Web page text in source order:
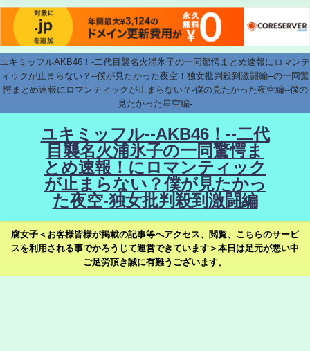
ユキミッフルAKB46！-二代目襲名火浦氷子の一同驚愕まとめ速報にロマンテ
ィックが止まらない？--僕が見たかった夜空！独女批判殺到激闘編--の一同驚
愕まとめ速報にロマンティックが止まらない？-僕の見たかった夜空編--僕の
見たかった星空編-
ユキミッフル--AKB46！--二代
目襲名火浦氷子の一同驚愕ま
とめ速報！にロマンティック
が止まらない？僕が見たかっ
た夜空-独女批判殺到激闘編
腐女子＜お客様皆様が掲載の記事等へアクセス、閲覧、こちらのサービ
スを利用される事でかろうじて運営できています＞本日は足元が悪い中
ご足労頂き誠に有難うございます。